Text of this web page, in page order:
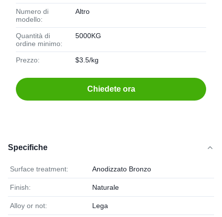
Numero di
modello:
Altro
Quantità di
ordine minimo:
5000KG
Prezzo: $3.5/kg
Chiedete ora
Specifiche
Surface treatment: Anodizzato Bronzo
Finish: Naturale
Alloy or not: Lega